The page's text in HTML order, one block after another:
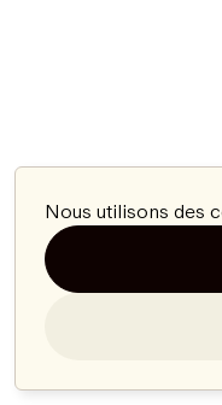
Nous utilisons des